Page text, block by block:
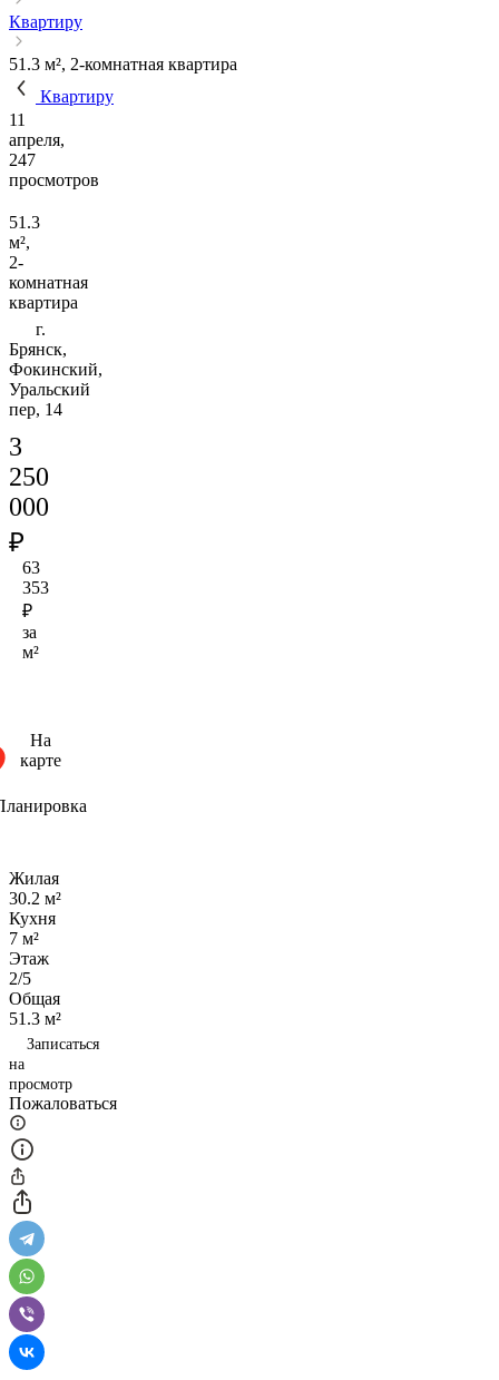
Квартиру
51.3 м², 2-комнатная квартира
Квартиру
11
апреля,
247
просмотров
51.3
м²,
2-
комнатная
квартира
г.
Брянск,
Фокинский,
Уральский
пер, 14
3
250
000
₽
63
353
₽
за
м²
На
карте
Жилая
30.2 м²
Кухня
7 м²
Этаж
2/5
Общая
51.3 м²
Записаться
на
просмотр
Пожаловаться